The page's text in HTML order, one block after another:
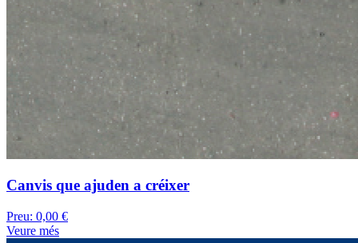
Canvis que ajuden a créixer
Preu: 0,00 €
Veure més